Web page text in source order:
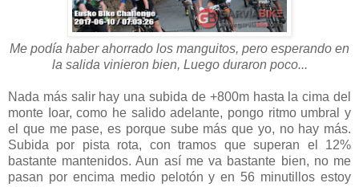
Me podía haber ahorrado los manguitos, pero esperando en
la salida vinieron bien, Luego duraron poco...
Nada más salir hay una subida de +800m hasta la cima del
monte Ioar, como he salido adelante, pongo ritmo umbral y
el que me pase, es porque sube más que yo, no hay más.
Subida por pista rota, con tramos que superan el 12%
bastante mantenidos. Aun así me va bastante bien, no me
pasan por encima medio pelotón y en 56 minutillos estoy